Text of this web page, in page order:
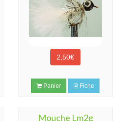
2,50€
Panier Fiche
Mouche Lm2g